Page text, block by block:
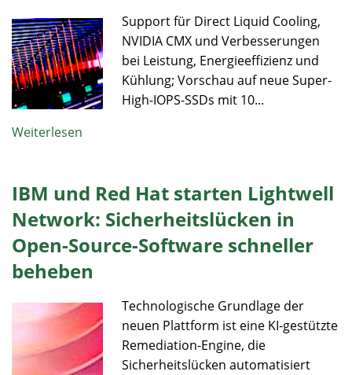
Support für Direct Liquid Cooling,
NVIDIA CMX und Verbesserungen
bei Leistung, Energieeffizienz und
Kühlung; Vorschau auf neue Super-
High-IOPS-SSDs mit 10...
Weiterlesen
IBM und Red Hat starten Lightwell
Network: Sicherheitslücken in
Open-Source-Software schneller
beheben
Technologische Grundlage der
neuen Plattform ist eine KI-gestützte
Remediation-Engine, die
Sicherheitslücken automatisiert